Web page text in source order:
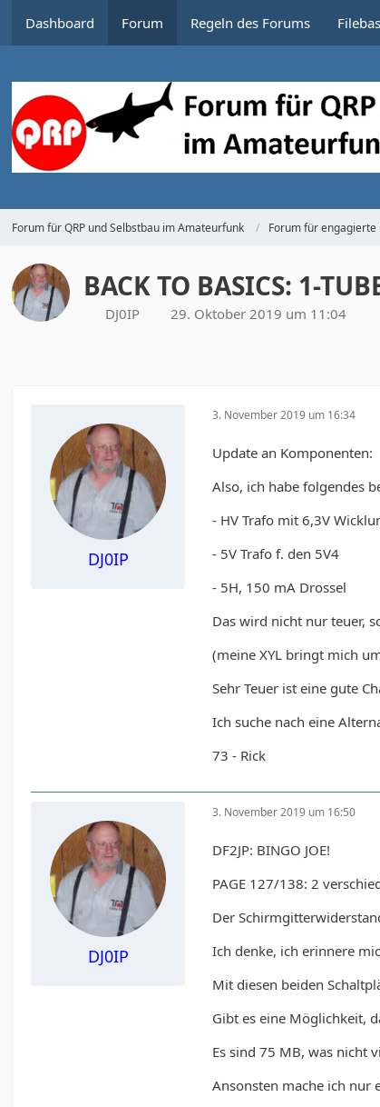
Dashboard Forum Regeln des Forums
Forum für QRP und Selbstbau im Amateurfunk Forum für
BACK TO BASICS: 1-
DJ0IP 29. Oktober 2019 um 11:04
DJ0IP
3. November 2019 um 16:34
Update an Komponenten:
Also, ich habe folgendes
- HV Trafo mit 6,3V
- 5V Trafo f. den 5V4
- 5H, 150 mA Drossel
Das wird nicht nur teuer,
(meine XYL bringt mich
Sehr Teuer ist eine gute
Ich suche nach eine
73 - Rick
DJ0IP
3. November 2019 um 16:50
DF2JP: BINGO JOE!
PAGE 127/138: 2
Der
Ich denke, ich erinnere
Mit diesen beiden
Gibt es eine Möglichkeit,
Es sind 75 MB, was nicht
Ansonsten mache ich nur